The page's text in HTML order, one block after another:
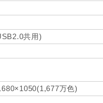
共用)
万色)